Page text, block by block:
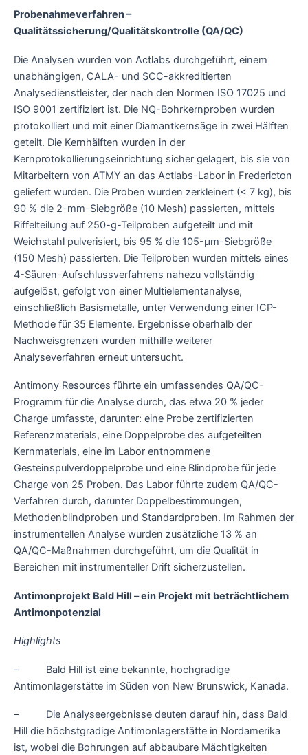
Probenahmeverfahren –
Qualitätssicherung/Qualitätskontrolle (QA/QC)
Die Analysen wurden von Actlabs durchgeführt, einem
unabhängigen, CALA- und SCC-akkreditierten
Analysedienstleister, der nach den Normen ISO 17025 und
ISO 9001 zertifiziert ist. Die NQ-Bohrkernproben wurden
protokolliert und mit einer Diamantkernsäge in zwei Hälften
geteilt. Die Kernhälften wurden in der
Kernprotokollierungseinrichtung sicher gelagert, bis sie von
Mitarbeitern von ATMY an das Actlabs-Labor in Fredericton
geliefert wurden. Die Proben wurden zerkleinert (< 7 kg), bis
90 % die 2-mm-Siebgröße (10 Mesh) passierten, mittels
Riffelteilung auf 250-g-Teilproben aufgeteilt und mit
Weichstahl pulverisiert, bis 95 % die 105-μm-Siebgröße
(150 Mesh) passierten. Die Teilproben wurden mittels eines
4-Säuren-Aufschlussverfahrens nahezu vollständig
aufgelöst, gefolgt von einer Multielementanalyse,
einschließlich Basismetalle, unter Verwendung einer ICP-
Methode für 35 Elemente. Ergebnisse oberhalb der
Nachweisgrenzen wurden mithilfe weiterer
Analyseverfahren erneut untersucht.
Antimony Resources führte ein umfassendes QA/QC-
Programm für die Analyse durch, das etwa 20 % jeder
Charge umfasste, darunter: eine Probe zertifizierten
Referenzmaterials, eine Doppelprobe des aufgeteilten
Kernmaterials, eine im Labor entnommene
Gesteinspulverdoppelprobe und eine Blindprobe für jede
Charge von 25 Proben. Das Labor führte zudem QA/QC-
Verfahren durch, darunter Doppelbestimmungen,
Methodenblindproben und Standardproben. Im Rahmen der
instrumentellen Analyse wurden zusätzliche 13 % an
QA/QC-Maßnahmen durchgeführt, um die Qualität in
Bereichen mit instrumenteller Drift sicherzustellen.
Antimonprojekt Bald Hill – ein Projekt mit beträchtlichem
Antimonpotenzial
Highlights
– Bald Hill ist eine bekannte, hochgradige
Antimonlagerstätte im Süden von New Brunswick, Kanada.
– Die Analyseergebnisse deuten darauf hin, dass Bald
Hill die höchstgradige Antimonlagerstätte in Nordamerika
ist, wobei die Bohrungen auf abbaubare Mächtigkeiten